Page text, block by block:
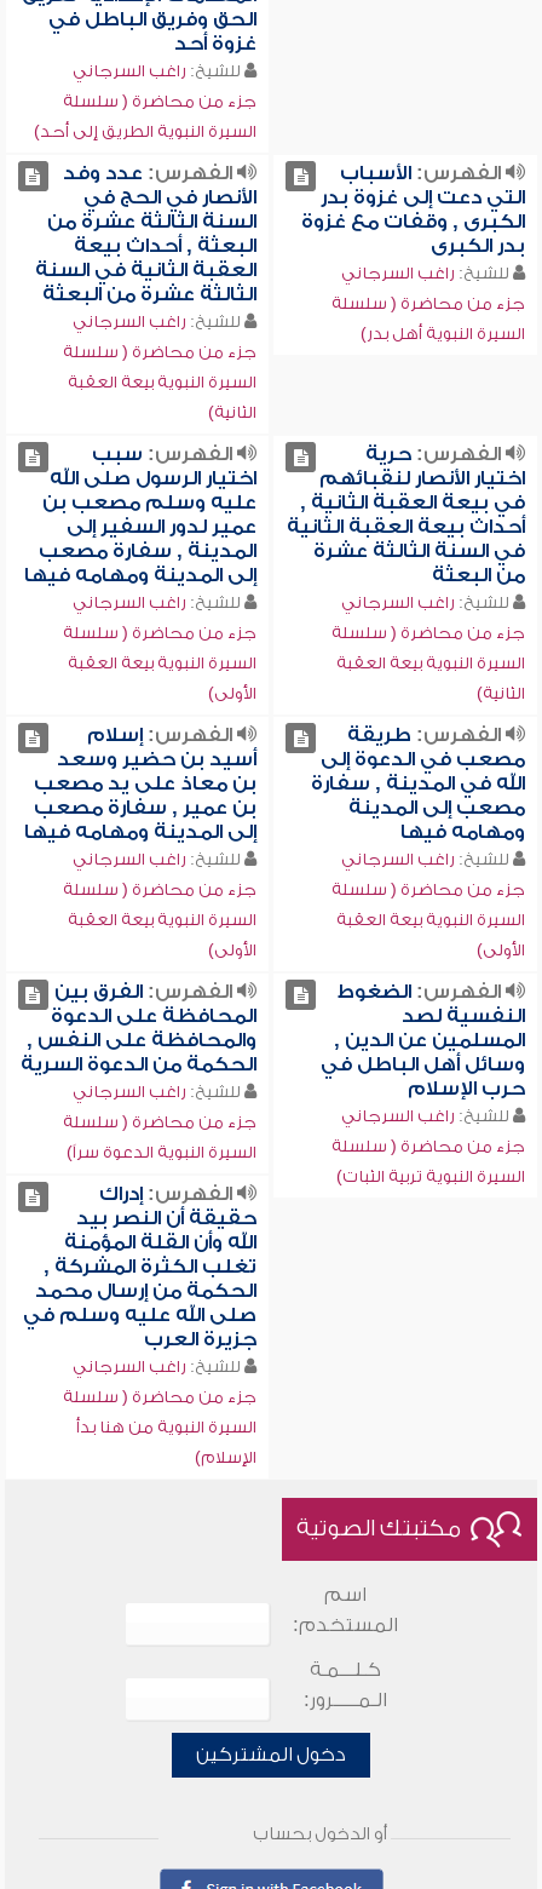
الحق وفريق الباطل في
غزوة أحد
للشيخ: راغب السرجاني
جزء من محاضرة ( سلسلة
السيرة النبوية الطريق إلى أحد)
الفهرس:الأسباب
التي دعت إلى غزوة بدر
الكبرى , وقفات مع غزوة
بدر الكبرى
للشيخ: راغب السرجاني
جزء من محاضرة ( سلسلة
السيرة النبوية أهل بدر)
الفهرس: عدد وفد
الأنصار في الحج في
السنة الثالثة عشرة من
البعثة , أحداث بيعة
العقبة الثانية في السنة
الثالثة عشرة من البعثة
للشيخ: راغب السرجاني
جزء من محاضرة ( سلسلة
السيرة النبوية بيعة العقبة
الثانية)
الفهرس:حرية
اختيار الأنصار لنقبائهم
في بيعة العقبة الثانية ,
أحداث بيعة العقبة الثانية
في السنة الثالثة عشرة
من البعثة
للشيخ: راغب السرجاني
جزء من محاضرة ( سلسلة
السيرة النبوية بيعة العقبة
الثانية)
الفهرس: سبب
اختيار الرسول صلى الله
عليه وسلم مصعب بن
عمير لدور السفير إلى
المدينة , سفارة مصعب
إلى المدينة ومهامه فيها
للشيخ: راغب السرجاني
جزء من محاضرة ( سلسلة
السيرة النبوية بيعة العقبة
الأولى)
الفهرس: طريقة
مصعب في الدعوة إلى
الله في المدينة , سفارة
مصعب إلى المدينة
ومهامه فيها
للشيخ: راغب السرجاني
جزء من محاضرة ( سلسلة
السيرة النبوية بيعة العقبة
الأولى)
الفهرس:إسلام
أسيد بن حضير وسعد
بن معاذ على يد مصعب
بن عمير , سفارة مصعب
إلى المدينة ومهامه فيها
للشيخ: راغب السرجاني
جزء من محاضرة ( سلسلة
السيرة النبوية بيعة العقبة
الأولى)
الفهرس:الضغوط
النفسية لصد
المسلمين عن الدين ,
وسائل أهل الباطل في
حرب الإسلام
للشيخ: راغب السرجاني
جزء من محاضرة ( سلسلة
السيرة النبوية تربية الثبات)
الفهرس:الفرق بين
المحافظة على الدعوة
والمحافظة على النفس ,
الحكمة من الدعوة السرية
للشيخ: راغب السرجاني
جزء من محاضرة ( سلسلة
السيرة النبوية الدعوة سراً)
الفهرس:إدراك
حقيقة أن النصر بيد
الله وأن القلة المؤمنة
تغلب الكثرة المشركة ,
الحكمة من إرسال محمد
صلى الله عليه وسلم في
جزيرة العرب
للشيخ: راغب السرجاني
جزء من محاضرة ( سلسلة
السيرة النبوية من هنا بدأ
الإسلام)
مكتبتك الصوتية
اسم
المستخدم:
كـلـــمـة
الـمـــــرور:
دخول المشتركين
أو الدخول بحساب